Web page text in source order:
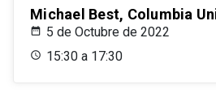
Michael Best, Columbia
5 de Octubre de 2022
15:30 a 17:30